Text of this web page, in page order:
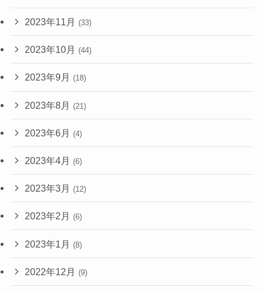
2023年11月 (33)
2023年10月 (44)
2023年9月 (18)
2023年8月 (21)
2023年6月 (4)
2023年4月 (6)
2023年3月 (12)
2023年2月 (6)
2023年1月 (8)
2022年12月 (9)